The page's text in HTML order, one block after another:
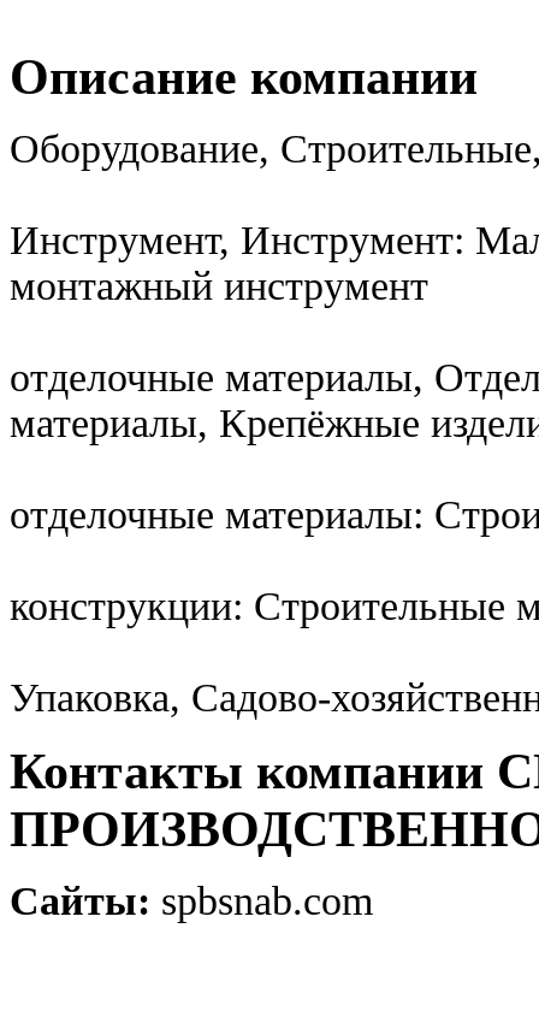
Описание компании
Оборудование,
Инструмент, Инструмент:
монтажный инструмент
отделочные материалы,
материалы, Крепёжные
отделочные материалы:
конструкции: Строительные
Упаковка, Садово-
Контакты
Сайты: spbsnab.com